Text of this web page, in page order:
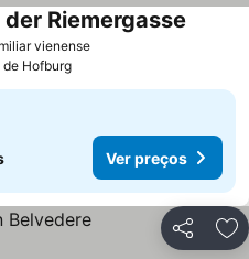
vienense
Riemergasse
de Hofburg
Ver preços
Partilhar